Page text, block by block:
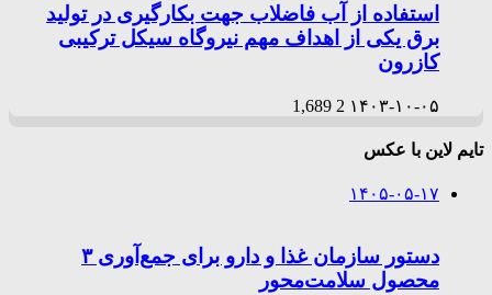
استفاده از آب فاضلاب جهت بکارگیری در تولید
برق یکی از اهداف مهم نیروگاه سیکل ترکیبی
کازرون
۱۴۰۳-۱۰-۰۵ 2
1,689
تایم لاین با عکس
۱۴۰۵-۰۵-۱۷
دستور سازمان غذا و دارو برای جمع‌آوری ۳
محصول سلامت‌محور